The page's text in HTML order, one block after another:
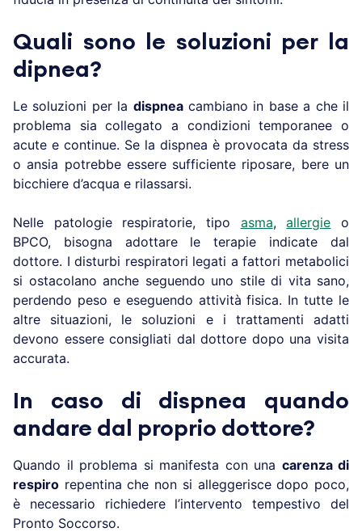
Quali sono le soluzioni per la
dipnea?
Le soluzioni per la dispneacambiano in base a che il
problema sia collegato a condizioni temporanee o
acute e continue. Se la dispnea è provocata da stress
o ansia potrebbe essere sufficiente riposare, bere un
bicchiere d’acqua e rilassarsi.
Nelle patologie respiratorie, tipo asma,allergie o
BPCO, bisogna adottare le terapie indicate dal
dottore. I disturbi respiratori legati a fattori metabolici
si ostacolano anche seguendo uno stile di vita sano,
perdendo peso e eseguendo attività fisica. In tutte le
altre situazioni, le soluzioni e i trattamenti adatti
devono essere consigliati dal dottore dopo una visita
accurata.
In caso di dispnea quando
andare dal proprio dottore?
Quando il problema si manifesta con una carenza di
respiro repentina che non si alleggerisce dopo poco,
è necessario richiedere l’intervento tempestivo del
Pronto Soccorso.